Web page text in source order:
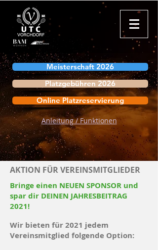
Meisterschaft 2026
Platzgebühren 2026
Online Platzreservierung
Anleitung / Funktionen
AKTION FÜR VEREINSMITGLIEDER
Bringe einen NEUEN SPONSOR und
spar dir DEINEN JAHRESBEITRAG
2021!
Wir bieten für 2021 jedem
Vereinsmitglied folgende Option: